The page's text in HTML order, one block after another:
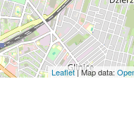
Leaflet| Map data: